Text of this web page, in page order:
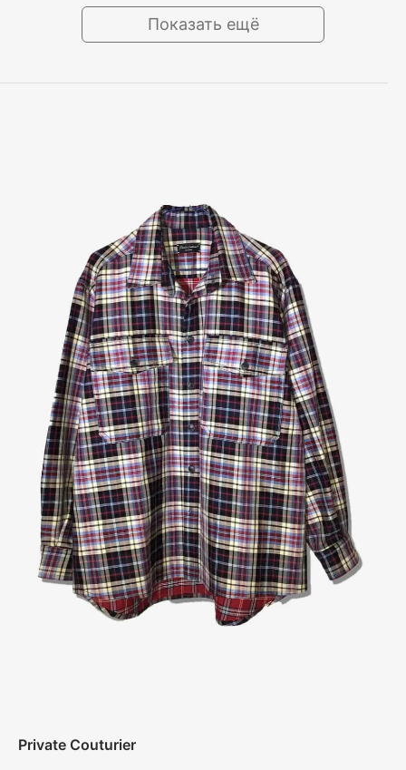
Показать ещё
Private Couturier